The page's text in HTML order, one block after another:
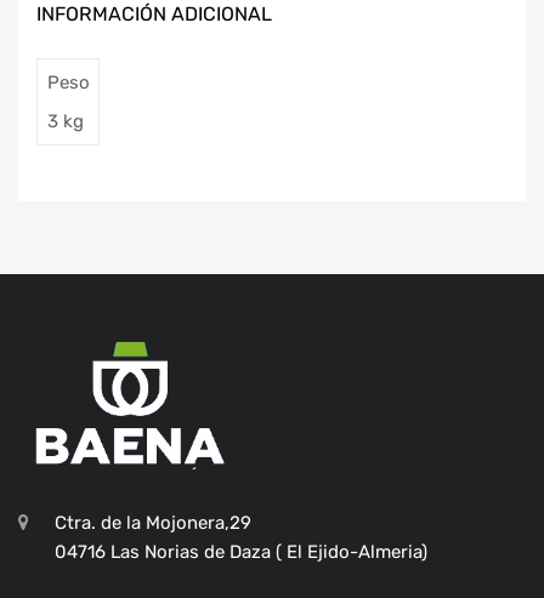
INFORMACIÓN ADICIONAL
Peso
3 kg
Ctra. de la Mojonera,29
04716 Las Norias de Daza ( El Ejido-Almeria)